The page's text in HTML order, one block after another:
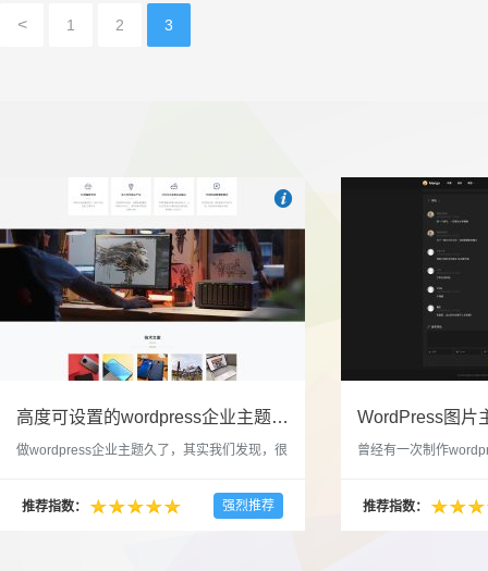
< 1 2 3
 吧
高度可设置的wordpress企业主题indigo分享
做wordpress企业主题久了，其实我们发现，很
配色和元素细节。为此我们创造了一个高可设
置，并且模块可以重复利用的wordpress企业主
推荐指数： 强烈推荐
曾经有一次制作
分享站也行，说是分
推荐指数：